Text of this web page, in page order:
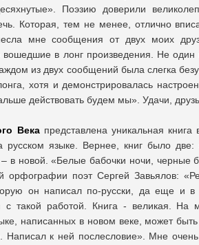
Поэзию доверили
Которая, тем не менее, отлично
мне сообщения от двух моих
вошедшие в лонг произведения. Не
из двух сообщений была слегка
хотя и демонстрировалась
действовать будем мы». Удачи,
Векапредставлена уникальная книга
русском языке. Вернее, книг было
в новой. «Белые бабочки ночи, черные
орфографии поэт Сергей Завьялов:
он написал по-русски, да еще и
с такой работой. Книга - великая.
написанных в новом веке, может
Написал к ней послесловие». Мне